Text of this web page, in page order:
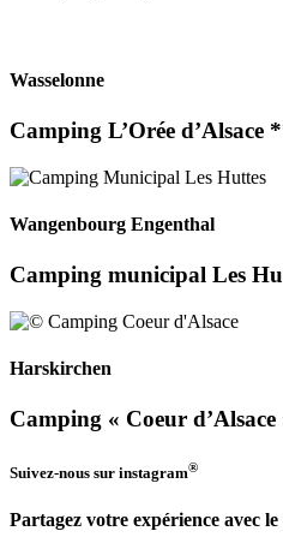
Wasselonne
Camping L’Orée
Wangenbourg Engenthal
Camping municipal Les
Harskirchen
Camping « Coeur d’Alsace
Suivez-nous sur instagram®
Partagez votre expérience avec